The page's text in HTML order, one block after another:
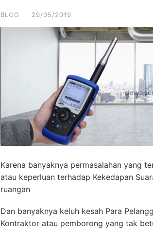
BLOG · 29/05/2019
Karena banyaknya permasalahan yang
atau keperluan terhadap Kekedapan
ruangan
Dan banyaknya keluh kesah Para
Kontraktor atau pemborong yang tak